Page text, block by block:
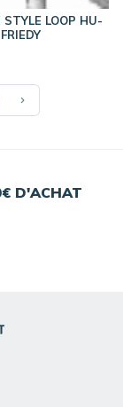
STYLE LOOP HU-
FRIEDY
D'ACHAT